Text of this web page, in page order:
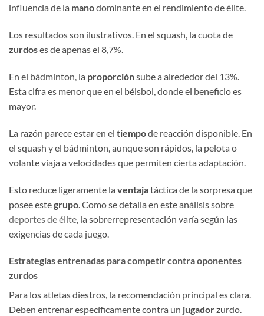
influencia de la manodominante en el rendimiento de élite.
Los resultados son ilustrativos. En el squash, la cuota de
zurdoses de apenas el 8,7%.
En el bádminton, la proporciónsube a alrededor del 13%.
Esta cifra es menor que en el béisbol, donde el beneficio es
mayor.
La razón parece estar en el tiempode reacción disponible. En
el squash y el bádminton, aunque son rápidos, la pelota o
volante viaja a velocidades que permiten cierta adaptación.
Esto reduce ligeramente la ventajatáctica de la sorpresa que
posee estegrupo . Como se detalla en este análisis sobre
deportes de élite , la sobrerrepresentación varía según las
exigencias de cada juego.
Estrategias entrenadas para competir contra oponentes
zurdos
Para los atletas diestros, la recomendación principal es clara.
Deben entrenar específicamente contra un jugadorzurdo.